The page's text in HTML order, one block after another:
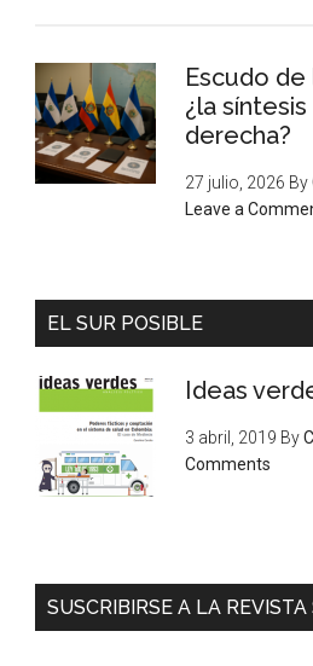
Escudo de
¿la
derecha?
27 julio, 2026 By
Leave a
EL SUR POSIBLE
Ideas
3 abril, 2019 By
Comments
SUSCRIBIRSE A LA REVISTA